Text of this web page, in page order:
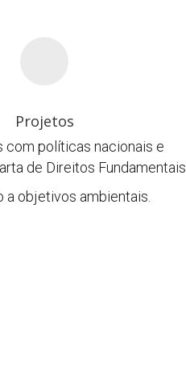
Projetos
com políticas nacionais e
de Direitos Fundamentais.
a objetivos ambientais.